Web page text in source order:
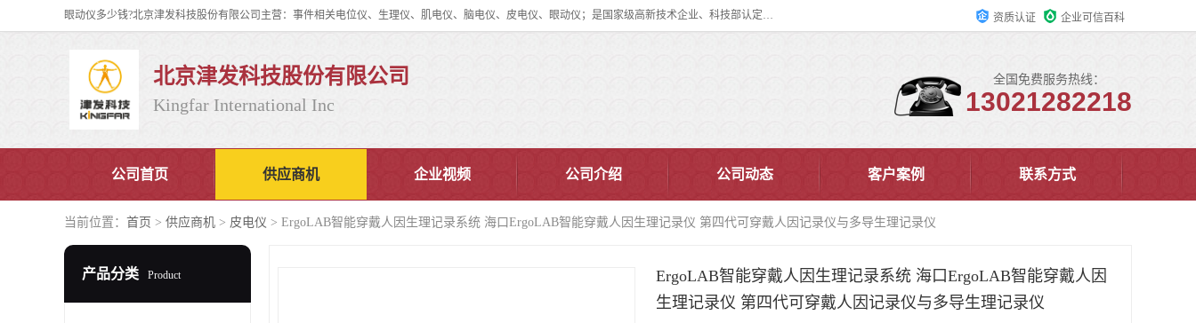
眼动仪多少钱?北京津发科技股份有限公司主营：事件相关电位仪、生理仪、肌电仪、脑电仪、皮电仪、眼动仪；是国家级高新技术企业、科技部认定的科技型中小企业和中关村高新技术企业，具备保密资格，具备自主进出口经营权；自主研发技术、产品与服务荣获多项省部级科学技术奖励、国家发明专利、国家软件著作权和省部级新技术新产品（服务）认证。 资质认证 企业可信百科
北京津发科技股份有限公司
Kingfar International Inc
全国免费服务热线：
13021282218
公司首页 供应商机 企业视频 公司介绍 公司动态 客户案例 联系方式
当前位置： 首页 > 供应商机 > 皮电仪 > ErgoLAB智能穿戴人因生理记录系统 海口ErgoLAB智能穿戴人因生理记录仪 第四代可穿戴人因记录仪与多导生理记录仪
产品分类 Product
ErgoLAB智能穿戴人因生理记录系统 海口ErgoLAB智能穿戴人因
生理记录仪 第四代可穿戴人因记录仪与多导生理记录仪